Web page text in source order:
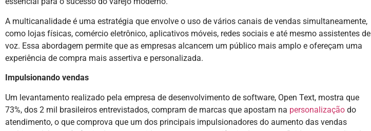
A multicanalidade é uma estratégia que envolve o uso de vários canais de vendas simultaneamente,
como lojas físicas, comércio eletrônico, aplicativos móveis, redes sociais e até mesmo assistentes de
voz. Essa abordagem permite que as empresas alcancem um público mais amplo e ofereçam uma
experiência de compra mais assertiva e personalizada.
Impulsionando vendas
Um levantamento realizado pela empresa de desenvolvimento de software, Open Text, mostra que
73%, dos 2 mil brasileiros entrevistados, compram de marcas que apostam na personalização do
atendimento, o que comprova que um dos principais impulsionadores do aumento das vendas